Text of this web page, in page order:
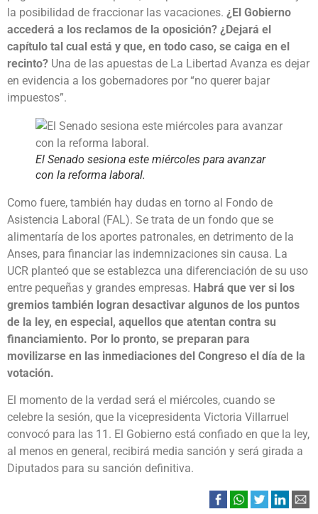
la posibilidad de fraccionar las vacaciones. ¿El Gobierno
accederá a los reclamos de la oposición? ¿Dejará el
capítulo tal cual está y que, en todo caso, se caiga en el
recinto? Una de las apuestas de La Libertad Avanza es dejar
en evidencia a los gobernadores por “no querer bajar
impuestos”.
El Senado sesiona este miércoles para avanzar
con la reforma laboral.
Como fuere, también hay dudas en torno al Fondo de
Asistencia Laboral (FAL). Se trata de un fondo que se
alimentaría de los aportes patronales, en detrimento de la
Anses, para financiar las indemnizaciones sin causa. La
UCR planteó que se establezca una diferenciación de su uso
entre pequeñas y grandes empresas. Habrá que ver si los
gremios también logran desactivar algunos de los puntos
de la ley, en especial, aquellos que atentan contra su
financiamiento. Por lo pronto, se preparan para
movilizarse en las inmediaciones del Congreso el día de la
votación.
El momento de la verdad será el miércoles, cuando se
celebre la sesión, que la vicepresidenta Victoria Villarruel
convocó para las 11. El Gobierno está confiado en que la ley,
al menos en general, recibirá media sanción y será girada a
Diputados para su sanción definitiva.